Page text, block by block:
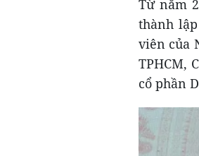
Từ năm
thành
viên của
TPHCM,
cổ phần